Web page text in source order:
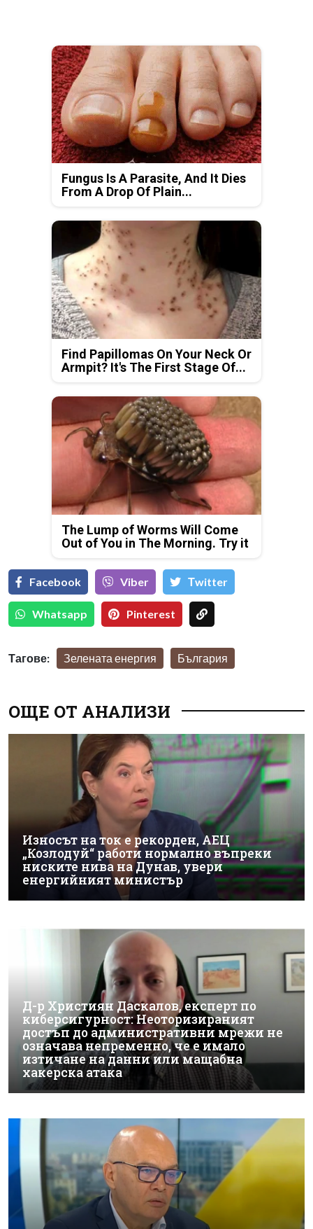
Fungus Is A Parasite, And It Dies
From A Drop Of Plain...
Find Papillomas On Your Neck Or
Armpit? It's The First Stage Of...
The Lump of Worms Will Come
Out of You in The Morning. Try it
Facebook Viber Тwitter
Whatsapp Pinterest
Тагове: Зелената енергия България
ОЩЕ ОТ АНАЛИЗИ
Износът на ток е рекорден, АЕЦ
„Козлодуй“ работи нормално въпреки
ниските нива на Дунав, увери
енергийният министър
Д-р Християн Даскалов, експерт по
киберсигурност: Неоторизираният
достъп до административни мрежи не
означава непременно, че е имало
изтичане на данни или мащабна
хакерска атака